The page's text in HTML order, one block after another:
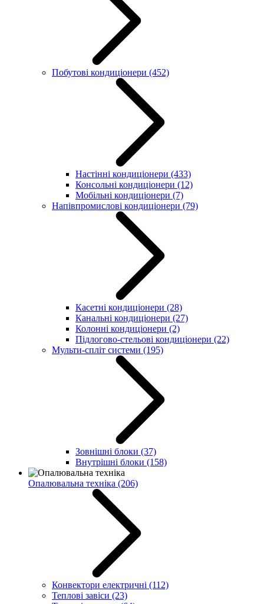
Побутові кондиціонери (452)
Настінні кондиціонери (433)
Консольні кондиціонери (12)
Мобільні кондиціонери (7)
Напівпромислові кондиціонери (79)
Касетні кондиціонери (28)
Канальні кондиціонери (27)
Колонні кондиціонери (2)
Підлогово-стельові кондиціонери (22)
Мульти-спліт системи (195)
Зовнішні блоки (37)
Внутрішні блоки (158)
Опалювальна техніка (206)
Конвектори електричні (112)
Теплові завіси (23)